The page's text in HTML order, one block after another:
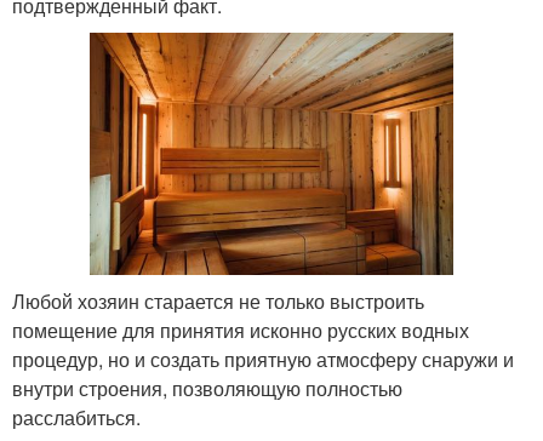
Любой хозяин старается не только выстроить
помещение для принятия исконно русских водных
процедур, но и создать приятную атмосферу снаружи и
внутри строения, позволяющую полностью
расслабиться.